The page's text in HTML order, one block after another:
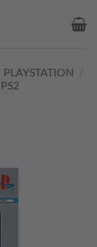
PLAYSTATION /